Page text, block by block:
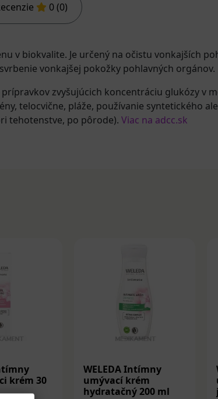
0 (0)
v biokvalite. Je určený na očistu vonkajších
vonkajšej pokožky pohlavných orgánov.
zvyšujúcich koncentráciu glukózy v
telocvične, pláže, používanie syntetického
tehotenstve, po pôrode). Viac na adcc.sk
krém 30
WELEDA Intímny
umývací krém
hydratačný 200 ml